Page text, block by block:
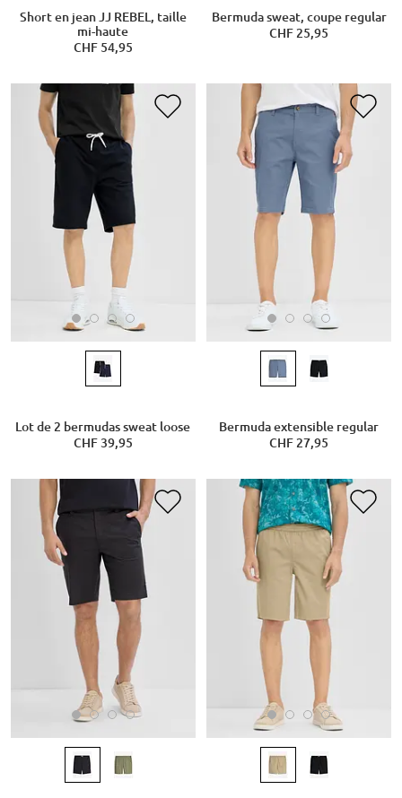
Short en jean JJ REBEL, taille
mi-haute
CHF 54,95
Bermuda sweat, coupe regular
CHF 25,95
Lot de 2 bermudas sweat loose
CHF 39,95
Bermuda extensible regular
CHF 27,95